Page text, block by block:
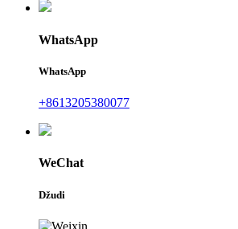
WhatsApp
WhatsApp
+8613205380077
WeChat
Džudi